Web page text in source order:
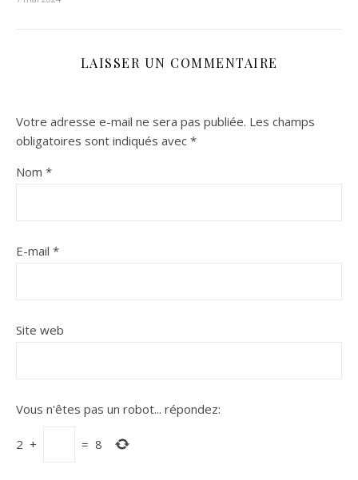
LAISSER UN COMMENTAIRE
Votre adresse e-mail ne sera pas publiée. Les champs
obligatoires sont indiqués avec *
Nom *
E-mail *
Site web
Vous n'êtes pas un robot... répondez:
2 + = 8